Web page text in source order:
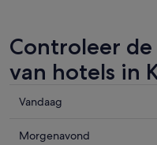
Controleer
van hotels in
Prijzen
Katwoude
Vandaag
Prijzen
Morgenavond